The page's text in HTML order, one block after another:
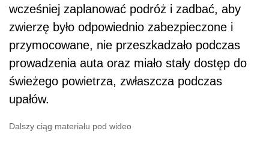
wcześniej zaplanować podróż i zadbać, aby
zwierzę było odpowiednio zabezpieczone i
przymocowane, nie przeszkadzało podczas
prowadzenia auta oraz miało stały dostęp do
świeżego powietrza, zwłaszcza podczas
upałów.
Dalszy ciąg materiału pod wideo